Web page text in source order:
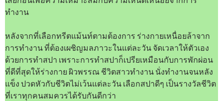
ทำงาน
หลังจากที่เลือกทรีตแม้นท์ตามต้องการ ร่างกายเหนื่อยล้าจาก
การทำงาน ที่ต้องเผชิญมลภาวะในแต่ละวัน จัดเวลาให้ตัวเอง
ด้วยการทำสปา เพราะการทำสปาก็เปรียเหมือนกับการพักผ่อน
ที่ดีที่สุดให้ร่างกาย ผิวพรรณ ชีวิตสาวทำงาน นั่งทำงานจนหลัง
แข็ง ปวดหัวกับชีวิตไม่เว้นแต่ละวัน เลือกสปาดีๆ เป็นรางวัลชีวิต
ที่เราทุกคนสมควรได้รับกันดีกว่า